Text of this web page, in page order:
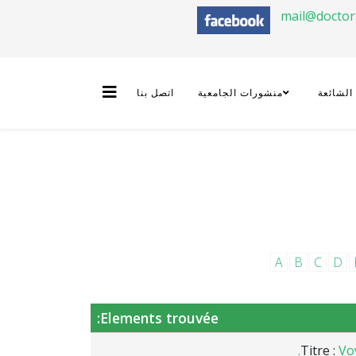
الشائعة منشورات الجامعية اتصل بنا
A B C D
Elements trouvée:
Titre :